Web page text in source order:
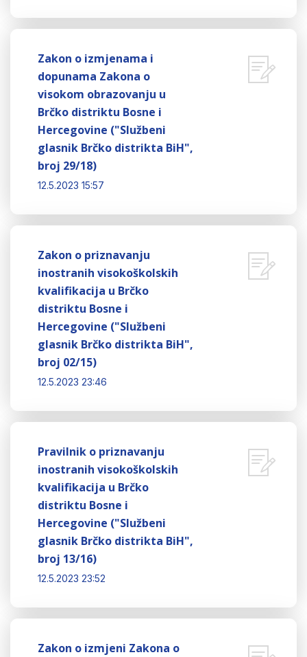
Zakon o izmjenama i
dopunama Zakona o
visokom obrazovanju u
Brčko distriktu Bosne i
Hercegovine ("Službeni
glasnik Brčko distrikta BiH",
broj 29/18)
12.5.2023 15:57
Zakon o priznavanju
inostranih visokoškolskih
kvalifikacija u Brčko
distriktu Bosne i
Hercegovine ("Službeni
glasnik Brčko distrikta BiH",
broj 02/15)
12.5.2023 23:46
Pravilnik o priznavanju
inostranih visokoškolskih
kvalifikacija u Brčko
distriktu Bosne i
Hercegovine ("Službeni
glasnik Brčko distrikta BiH",
broj 13/16)
12.5.2023 23:52
Zakon o izmjeni Zakona o